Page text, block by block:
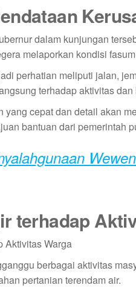
dalam kunjungan
melaporkan kondisi
perhatian meliputi jalan,
terhadap aktivitas
yang cepat dan detail akan
bantuan dari pemerintah
terhadap
berbagai aktivitas
pertanian terendam air.